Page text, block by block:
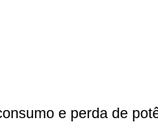
e perda de